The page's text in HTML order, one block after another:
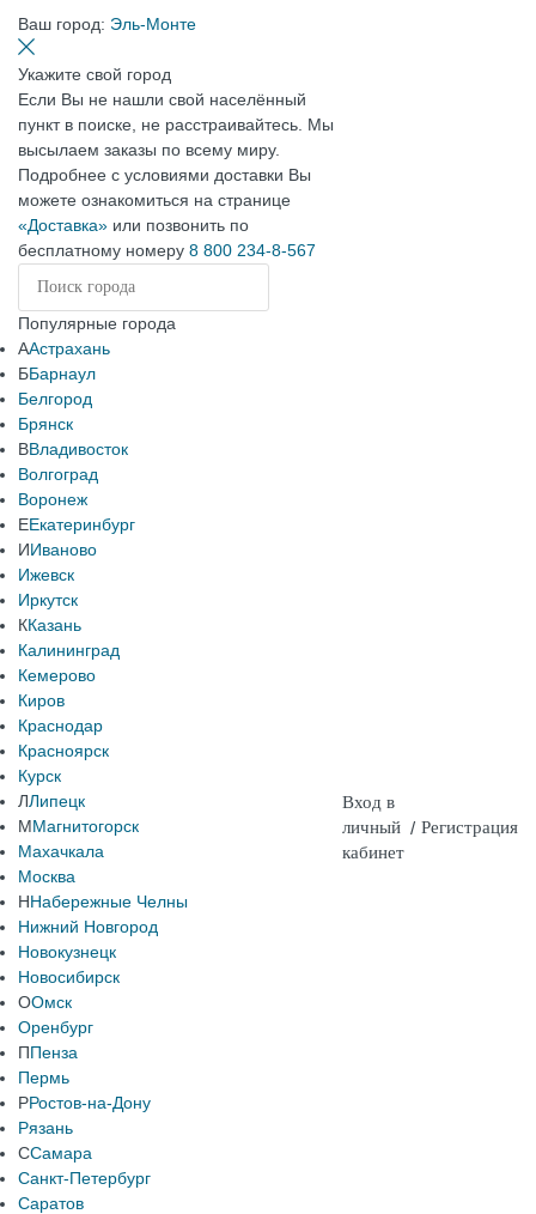
Ваш город: Эль-Монте
Укажите свой город
Если Вы не нашли свой населённый
пункт в поиске, не расстраивайтесь. Мы
высылаем заказы по всему миру.
Подробнее с условиями доставки Вы
можете ознакомиться на странице
«Доставка» или позвонить по
бесплатному номеру 8 800 234-8-567
Популярные города
ААстрахань
ББарнаул
Белгород
Брянск
ВВладивосток
Волгоград
Воронеж
ЕЕкатеринбург
ИИваново
Ижевск
Иркутск
ККазань
Калининград
Кемерово
Киров
Краснодар
Красноярск
Курск
ЛЛипецк
ММагнитогорск
Махачкала
Москва
ННабережные Челны
Нижний Новгород
Новокузнецк
Новосибирск
ООмск
Оренбург
ППенза
Пермь
РРостов-на-Дону
Рязань
ССамара
Санкт-Петербург
Саратов
Вход в
личный
кабинет
/ Регистрация